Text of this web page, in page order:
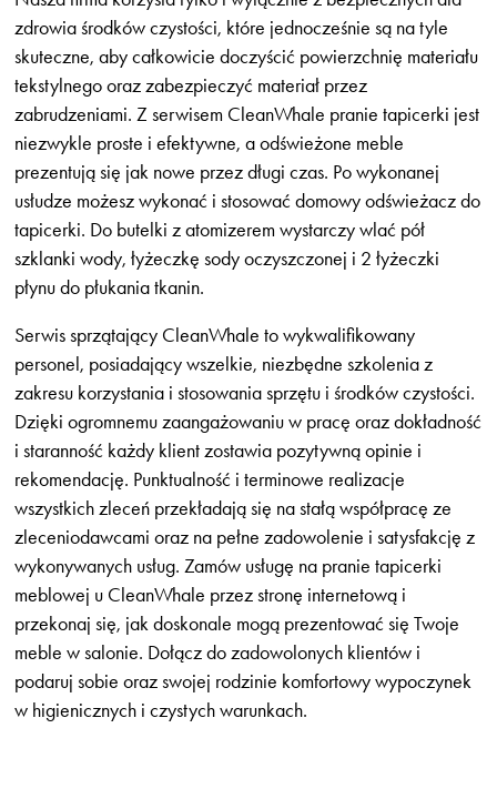
zdrowia środków czystości, które jednocześnie są na tyle
skuteczne, aby całkowicie doczyścić powierzchnię materiału
tekstylnego oraz zabezpieczyć materiał przez
zabrudzeniami. Z serwisem CleanWhale pranie tapicerki jest
niezwykle proste i efektywne, a odświeżone meble
prezentują się jak nowe przez długi czas. Po wykonanej
usłudze możesz wykonać i stosować domowy odświeżacz do
tapicerki. Do butelki z atomizerem wystarczy wlać pół
szklanki wody, łyżeczkę sody oczyszczonej i 2 łyżeczki
płynu do płukania tkanin.
Serwis sprzątający CleanWhale to wykwalifikowany
personel, posiadający wszelkie, niezbędne szkolenia z
zakresu korzystania i stosowania sprzętu i środków czystości.
Dzięki ogromnemu zaangażowaniu w pracę oraz dokładność
i staranność każdy klient zostawia pozytywną opinie i
rekomendację. Punktualność i terminowe realizacje
wszystkich zleceń przekładają się na stałą współpracę ze
zleceniodawcami oraz na pełne zadowolenie i satysfakcję z
wykonywanych usług. Zamów usługę na pranie tapicerki
meblowej u CleanWhale przez stronę internetową i
przekonaj się, jak doskonale mogą prezentować się Twoje
meble w salonie. Dołącz do zadowolonych klientów i
podaruj sobie oraz swojej rodzinie komfortowy wypoczynek
w higienicznych i czystych warunkach.